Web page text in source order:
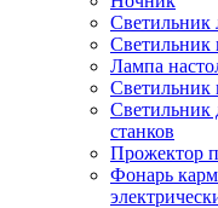
Светильник
Светильник
Лампа
Светильник
Светильник
станков
Прожектор
Фонарь